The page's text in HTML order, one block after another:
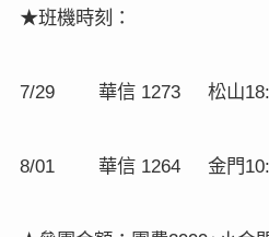
★班機時刻：
7/29 華信1273 松山
8/01 華信1264 金門